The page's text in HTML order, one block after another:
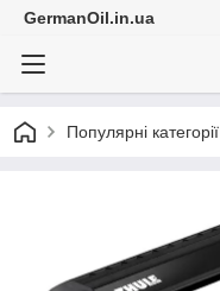
GermanOil.in.ua
Популярні категорії